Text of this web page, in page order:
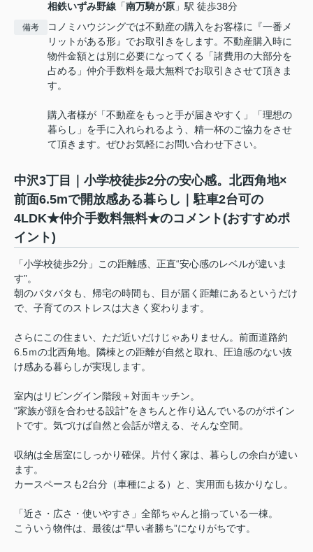
相鉄いずみ野線 「南万騎が原 」駅 徒歩38分
備考
コノミハウジングでは不動産の購入をお客様に『一番メ
リットがある形』でお取引きをします。不動産購入時に
物件金額とは別に必要になってくる「諸費用の大部分を
占める」仲介手数料を最大無料でお取引きさせて頂きま
す。
購入者様が「不動産をもっと手が届きやすく」「理想の
暮らし」を手に入れられるよう、精一杯のご協力をさせ
て頂きます。ぜひお気軽にお問い合わせ下さい。
中沢3丁目｜小学校徒歩2分の安心感。北西角地×
前面6.5mで開放感ある暮らし｜駐車2台可の
4LDK★仲介手数料無料★のコメント(おすすめポ
イント)
「小学校徒歩2分」この距離感、正直“安心感のレベルが違いま
す”。
朝のバタバタも、帰宅の時間も、目が届く距離にあるというだけ
で、子育てのストレスは大きく変わります。
さらにこの住まい、ただ近いだけじゃありません。前面道路約
6.5ｍの北西角地。隣棟との距離が自然と取れ、圧迫感のない抜
け感ある暮らしが実現します。
室内はリビングイン階段＋対面キッチン。
“家族が顔を合わせる設計”をきちんと作り込んでいるのがポイン
トです。気づけば自然と会話が増える、そんな空間。
収納は全居室にしっかり確保。片付く家は、暮らしの余白が違い
ます。
カースペースも2台分（車種による）と、実用面も抜かりなし。
「近さ・広さ・使いやすさ」全部ちゃんと揃っている一棟。
こういう物件は、最後は“早い者勝ち”になりがちです。